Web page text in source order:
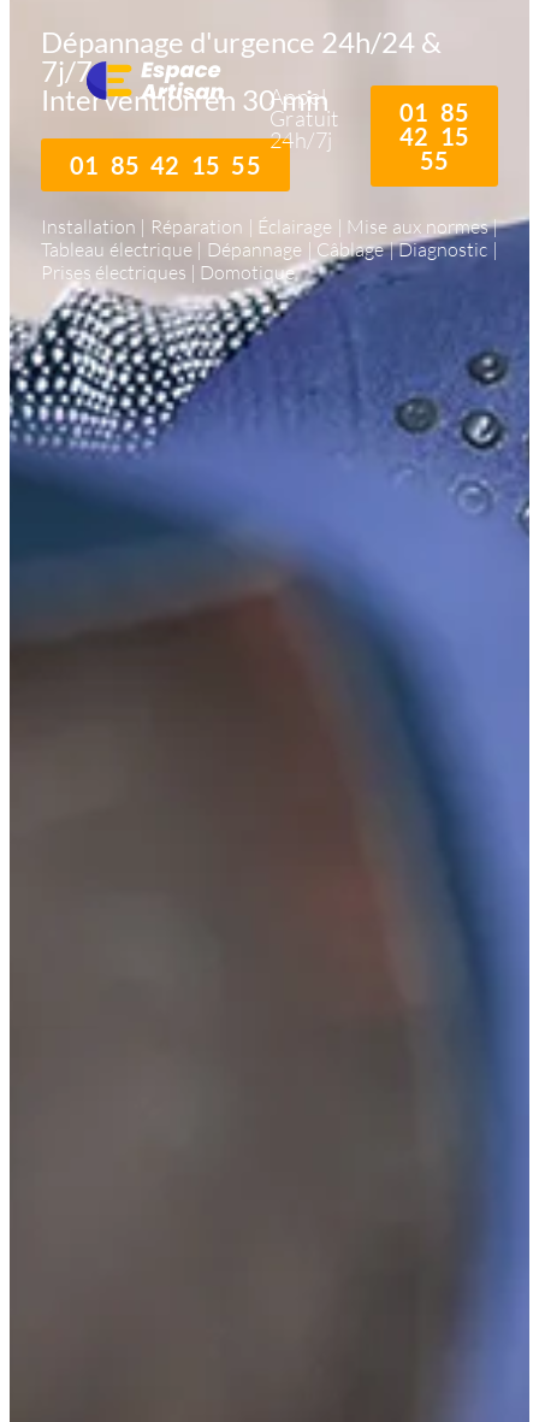
Appel
Gratuit
24h/7j
01 85
42 15
55
Dépannage d'urgence 24h/24 &
7j/7
Intervention en 30 min
01 85 42 15 55
Installation | Réparation | Éclairage | Mise aux normes |
Tableau électrique | Dépannage | Câblage | Diagnostic |
Prises électriques | Domotique